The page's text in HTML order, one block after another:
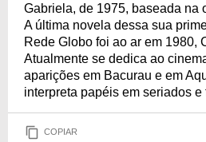
Gabriela, de 1975, baseada na
A última novela dessa sua
Rede Globo foi ao ar em 1980,
Atualmente se dedica ao
aparições em Bacurau e em
interpreta papéis em seriados
COPIAR